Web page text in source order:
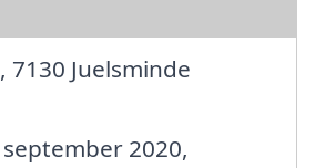
7130 Juelsminde
2020,